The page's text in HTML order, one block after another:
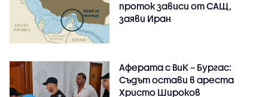
проток зависи от САЩ,
заяви Иран
Аферата с ВиК – Бургас:
Съдът остави в ареста
Христо Широков